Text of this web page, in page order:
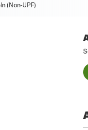
(Non-UPF)